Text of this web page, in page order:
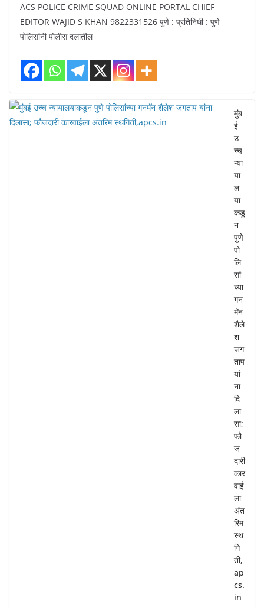
ACS POLICE CRIME SQUAD ONLINE PORTAL CHIEF
EDITOR WAJID S KHAN 9822331526 पुणे : प्रतिनिधी : पुणे
पोलिसांनी पोलीस दलातील
मुंब
ई
उ
च्च
न्या
या
ल
या
कडू
न
पुणे
पो
लि
सां
च्या
गन
मॅन
शैले
श
जग
ताप
यां
ना
दि
ला
सा;
फौ
ज
दारी
कार
वाई
ला
अंत
रिम
स्थ
गि
ती,
ap
cs.
in